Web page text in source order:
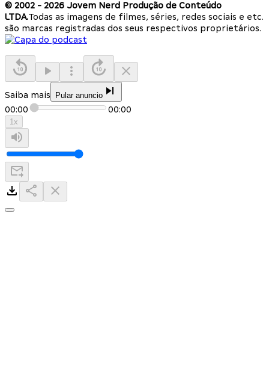
© 2002 - 2026 Jovem Nerd Produção de Conteúdo
LTDA.Todas as imagens de filmes, séries, redes sociais e etc.
são marcas registradas dos seus respectivos proprietários.
Saiba mais Pular anuncio
00:00 00:00
1x